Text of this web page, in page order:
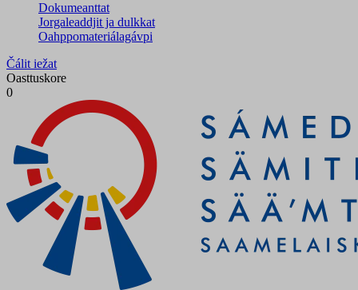
Dokumeanttat
Jorgaleaddjit ja dulkkat
Oahppomateriálagávpi
Čálit iežat
Oasttuskore
0